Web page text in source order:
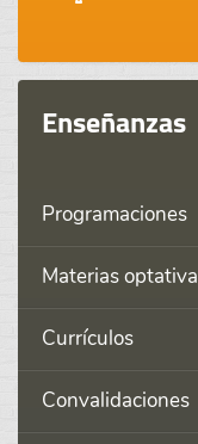
Enseñanzas
Programaciones
Materias
Currículos
Convalidaciones